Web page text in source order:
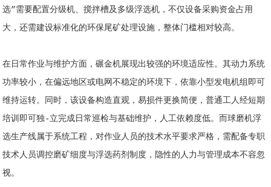
选”需要配置分级机、搅拌槽及多级浮选机，不仅设备采购资金占用
大，还需建设标准化的环保尾矿处理设施，整体门槛相对较高。
在日常作业与维护方面，碾金机展现出较强的环境适应性。其动力系统
功率较小，在偏远地区或电网不稳定的环境下，依靠小型发电机组即可
维持运转。同时，该设备构造直观，易损件更换简便，普通工人经短期
培训即可独-立完成日常巡检与基础维护，人工依赖度低。而球磨机浮
选生产线属于系统工程，对作业人员的技术水平要求严格，需配备专职
技术人员调控磨矿细度与浮选药剂制度，隐性的人力与管理成本不容忽
视。